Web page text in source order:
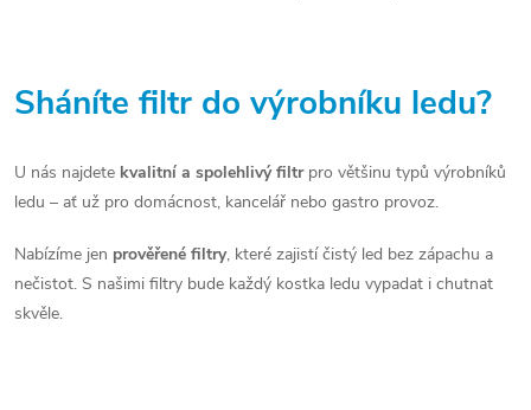
v
ý
p
i
s
u
Sháníte filtr do výrobníku ledu?
U nás najdete kvalitní a spolehlivý filtrpro většinu typů výrobníků
ledu – ať už pro domácnost, kancelář nebo gastro provoz.
Nabízíme jen prověřené filtry, které zajistí čistý led bez zápachu a
nečistot. S našimi filtry bude každý kostka ledu vypadat i chutnat
skvěle.